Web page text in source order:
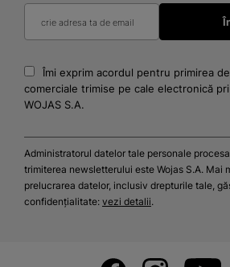
Îmi exprim acordul pentru primirea
comerciale trimise pe cale electronică
WOJAS S.A.
Administratorul datelor tale personale
trimiterea newsletterului este Wojas S.A. Mai
prelucrarea datelor, inclusiv drepturile tale,
confidențialitate: vezi detalii.